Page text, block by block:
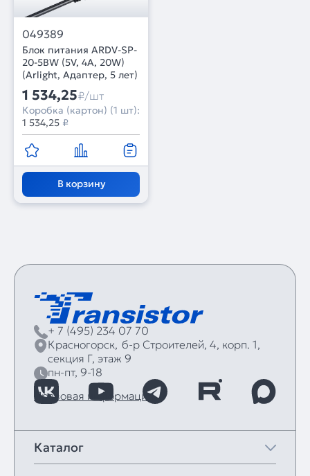
049389
Блок питания ARDV-SP-
20-5BW (5V, 4A, 20W)
(Arlight, Адаптер, 5 лет)
1 534,25₽/шт
Коробка (картон) (1 шт):
1 534,25 ₽
В корзину
+ 7 (495) 234 07 70
Красногорск, б‑р Строителей, 4, корп. 1,
секция Г, этаж 9
пн-пт, 9-18
Правовая информация
Каталог